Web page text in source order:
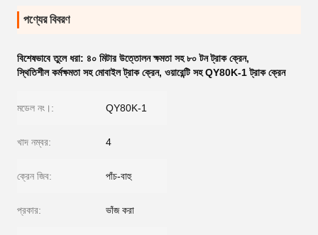
পণ্যের বিবরণ
বিশেষভাবে তুলে ধরা: ৪০ মিটার উত্তোলন ক্ষমতা সহ ৮০ টন ট্রাক ক্রেন,
স্থিতিশীল কর্মক্ষমতা সহ মোবাইল ট্রাক ক্রেন, ওয়ারেন্টি সহ QY80K-1 ট্রাক ক্রেন
মডেল নং।: QY80K-1
খাদ নম্বর: 4
ক্রেন জিব: পাঁচ-বাহু
প্রকার: ভাঁজ করা